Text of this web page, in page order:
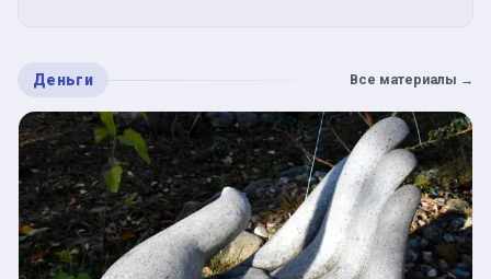
Деньги Все материалы →